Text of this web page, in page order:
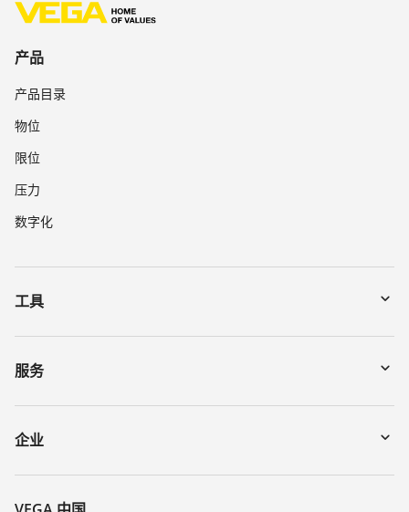
产品
产品目录
物位
限位
压力
数字化
工具
下载
通过序列号搜索仪表
DTM Collection/PACTware
服务
寄回仪表
讲座
化学稳定性列表
企业
关于 VEGA
联系我们